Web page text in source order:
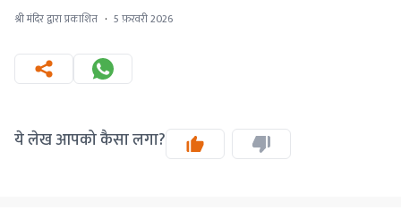
श्री मंदिर द्वारा प्रकाशित · 5 फ़रवरी 2026
ये लेख आपको कैसा लगा?